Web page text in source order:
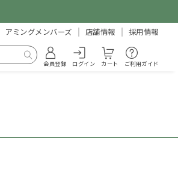
アミングメンバーズ 店舗情報 採用情報
会員登録 ログイン カート ご利用ガイド